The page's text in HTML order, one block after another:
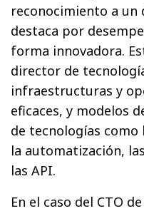
reconocimiento a
destaca por
forma innovadora.
director de
infraestructuras y
eficaces, y modelos
de tecnologías
la automatización,
las API.
En el caso del CTO